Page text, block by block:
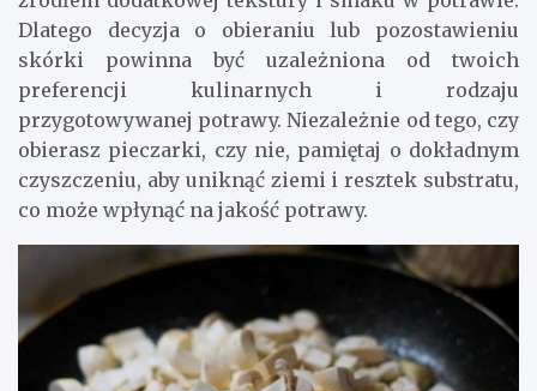
Dlatego decyzja o obieraniu lub pozostawieniu
skórki powinna być uzależniona od twoich
preferencji kulinarnych i rodzaju
przygotowywanej potrawy. Niezależnie od tego, czy
obierasz pieczarki, czy nie, pamiętaj o dokładnym
czyszczeniu, aby uniknąć ziemi i resztek substratu,
co może wpłynąć na jakość potrawy.